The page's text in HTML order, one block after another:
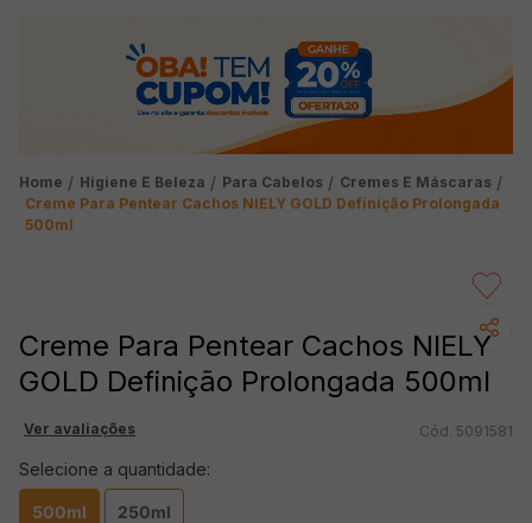
Higiene E Beleza Para Cabelos
Cremes E Máscaras
Creme Para Pentear Cachos NIELY GOLD Definição Prolongada
500ml
Creme Para Pentear Cachos NIELY
GOLD Definição Prolongada 500ml
Ver avaliações 5091581
Selecione a quantidade:
500ml 250ml